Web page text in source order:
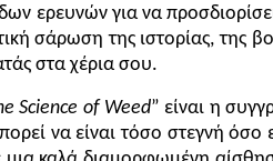
ερευνών για να
σάρωση της ιστορίας, της
στα χέρια σου.
Science of Weed” είναι η
να είναι τόσο στεγνή όσο